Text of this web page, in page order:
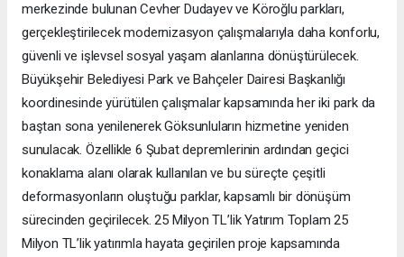
merkezinde bulunan Cevher Dudayev ve Köroğlu parkları,
gerçekleştirilecek modernizasyon çalışmalarıyla daha konforlu,
güvenli ve işlevsel sosyal yaşam alanlarına dönüştürülecek.
Büyükşehir Belediyesi Park ve Bahçeler Dairesi Başkanlığı
koordinesinde yürütülen çalışmalar kapsamında her iki park da
baştan sona yenilenerek Göksunluların hizmetine yeniden
sunulacak. Özellikle 6 Şubat depremlerinin ardından geçici
konaklama alanı olarak kullanılan ve bu süreçte çeşitli
deformasyonların oluştuğu parklar, kapsamlı bir dönüşüm
sürecinden geçirilecek. 25 Milyon TL’lik Yatırım Toplam 25
Milyon TL’lik yatırımla hayata geçirilen proje kapsamında